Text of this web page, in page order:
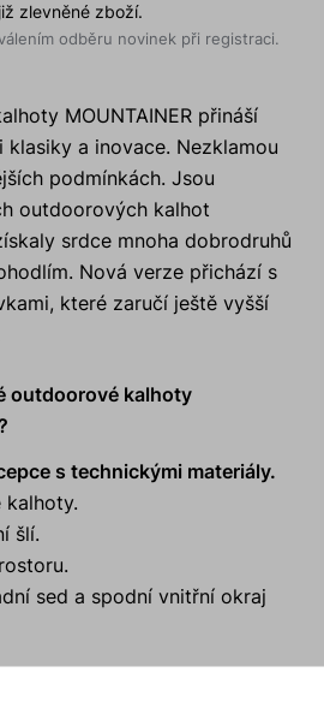
zlevněné zboží.
odběru novinek při registraci.
MOUNTAINER přináší
a inovace. Nezklamou
podmínkách. Jsou
outdoorových kalhot
srdce mnoha dobrodruhů
Nová verze přichází s
které zaručí ještě vyšší
outdoorové kalhoty
s technickými materiály.
kalhoty.
šlí.
sed a spodní vnitřní okraj